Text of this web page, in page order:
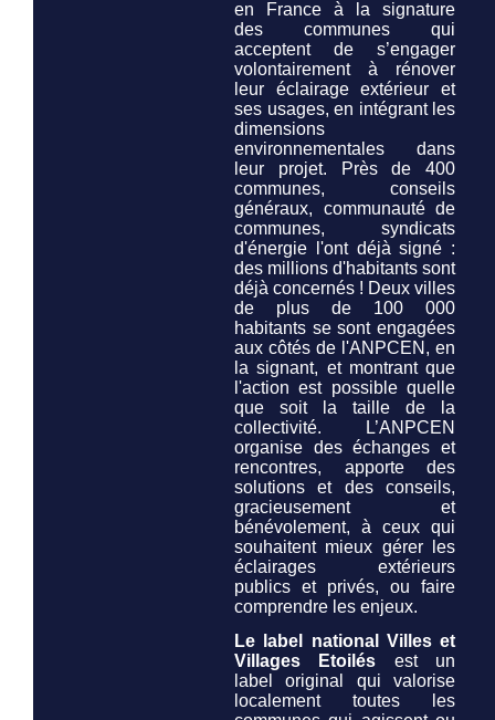
en France à la signature
des communes qui
acceptent de s’engager
volontairement à rénover
leur éclairage extérieur et
ses usages, en intégrant les
dimensions
environnementales dans
leur projet. Près de 400
communes, conseils
généraux, communauté de
communes, syndicats
d'énergie l'ont déjà signé :
des millions d'habitants sont
déjà concernés ! Deux villes
de plus de 100 000
habitants se sont engagées
aux côtés de l'ANPCEN, en
la signant, et montrant que
l'action est possible quelle
que soit la taille de la
collectivité. L’ANPCEN
organise des échanges et
rencontres, apporte des
solutions et des conseils,
gracieusement et
bénévolement, à ceux qui
souhaitent mieux gérer les
éclairages extérieurs
publics et privés, ou faire
comprendre les enjeux.
Le label national Villes et
Villages Etoilés est un
label original qui valorise
localement toutes les